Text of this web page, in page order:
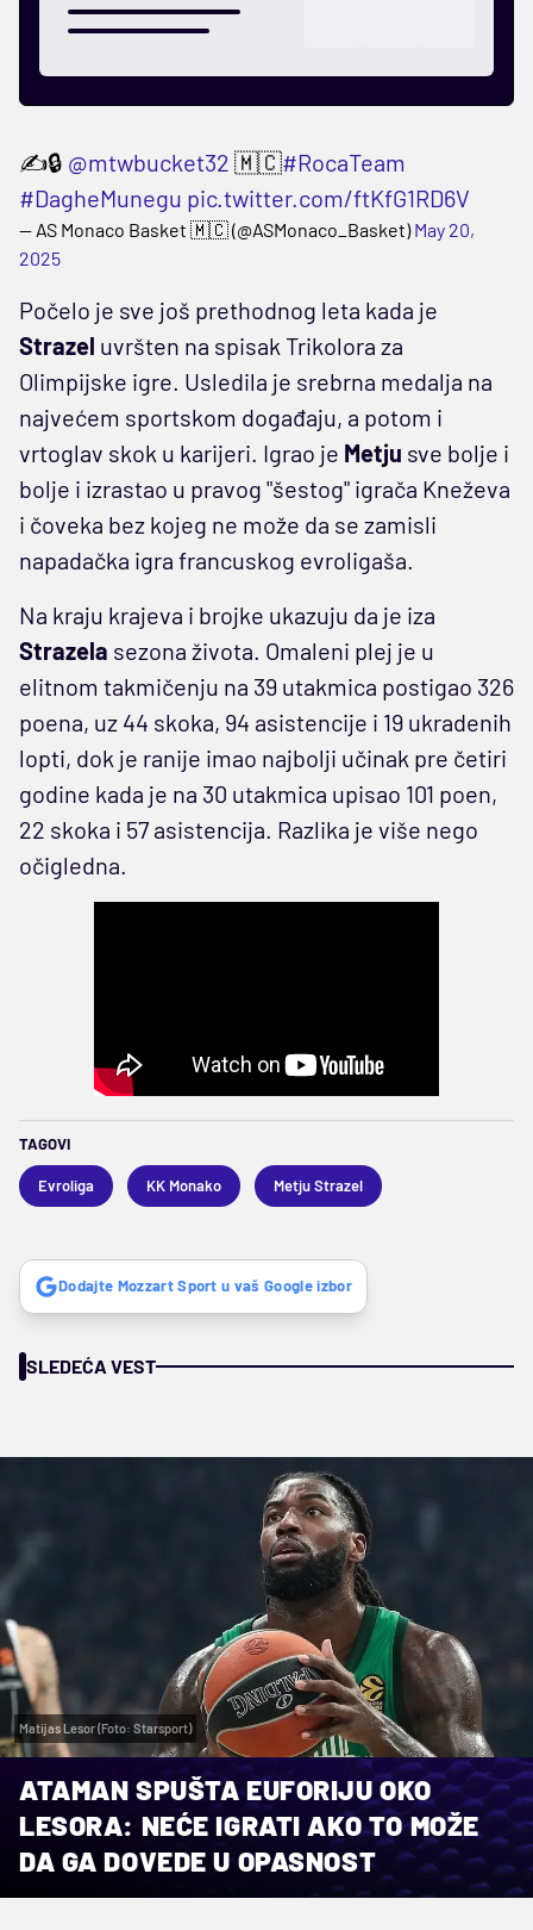
✍️🔒 @mtwbucket32 🇲🇨#RocaTeam
#DagheMunegu pic.twitter.com/ftKfG1RD6V
— AS Monaco Basket 🇲🇨 (@ASMonaco_Basket)May 20,
2025
Počelo je sve još prethodnog leta kada je
Strazel uvršten na spisak Trikolora za
Olimpijske igre. Usledila je srebrna medalja na
najvećem sportskom događaju, a potom i
vrtoglav skok u karijeri. Igrao je Metju sve bolje i
bolje i izrastao u pravog "šestog" igrača Kneževa
i čoveka bez kojeg ne može da se zamisli
napadačka igra francuskog evroligaša.
Na kraju krajeva i brojke ukazuju da je iza
Strazela sezona života. Omaleni plej je u
elitnom takmičenju na 39 utakmica postigao 326
poena, uz 44 skoka, 94 asistencije i 19 ukradenih
lopti, dok je ranije imao najbolji učinak pre četiri
godine kada je na 30 utakmica upisao 101 poen,
22 skoka i 57 asistencija. Razlika je više nego
očigledna.
TAGOVI
Evroliga KK Monako Metju Strazel
Dodajte Mozzart Sport u vaš Google izbor
SLEDEĆA VEST
Matijas Lesor (Foto: Starsport)
ATAMAN SPUŠTA EUFORIJU OKO
LESORA: NEĆE IGRATI AKO TO MOŽE
DA GA DOVEDE U OPASNOST